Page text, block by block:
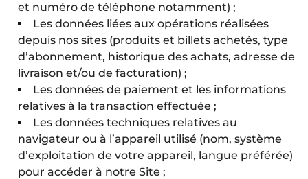
et numéro de téléphone notamment) ;
Les données liées aux opérations réalisées
depuis nos sites (produits et billets achetés, type
d’abonnement, historique des achats, adresse de
livraison et/ou de facturation) ;
Les données de paiement et les informations
relatives à la transaction effectuée ;
Les données techniques relatives au
navigateur ou à l’appareil utilisé (nom, système
d’exploitation de votre appareil, langue préférée)
pour accéder à notre Site ;